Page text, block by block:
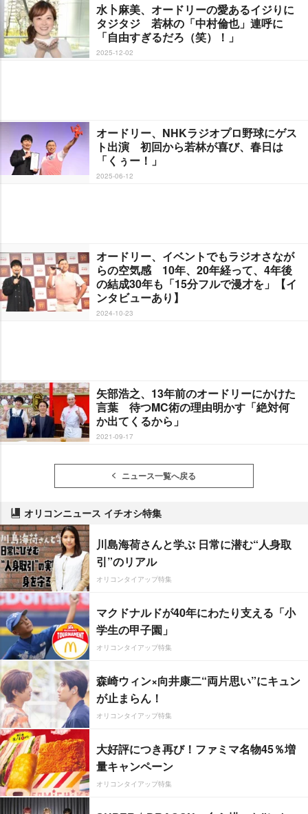
水卜麻美、オードリーの愛あるイジりに
タジタジ 若林の「中村倫也」連呼に
「自由すぎるだろ（笑）！」
2025-12-02
オードリー、NHKラジオプロ野球にゲス
ト出演 初回から若林が喜び、春日は
「くぅー！」
2025-06-12
オードリー、イベントでもラジオさなが
らの空気感 10年、20年経って、4年後
の結成30年も「15分フルで漫才を」【イ
ンタビューあり】
2024-10-23
矢部浩之、13年前のオードリーにかけた
言葉 待つMC術の理由明かす「絶対何
か出てくるから」
2021-09-17
ニュース一覧へ戻る
オリコンニュース イチオシ特集
川島海荷さんと学ぶ 日常に潜む“人身取
引”のリアル
オリコンタイアップ特集
マクドナルドが40年にわたり支える「小
学生の甲子園」
オリコンタイアップ特集
森崎ウィン×向井康二“両片思い”にキュン
が止まらん！
オリコンタイアップ特集
大好評につき再び！ファミマ名物45％増
量キャンペーン
オリコンタイアップ特集